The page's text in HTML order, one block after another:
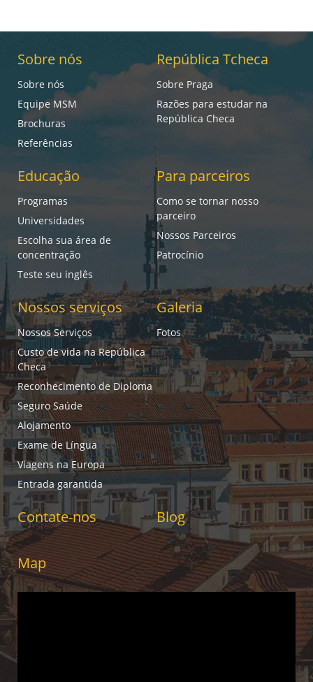
Sobre nós
Sobre nós
Equipe MSM
Brochuras
Referências
República Tcheca
Sobre Praga
Razões para estudar na
República Checa
Educação
Programas
Universidades
Escolha sua área de
concentração
Teste seu inglês
Para parceiros
Como se tornar nosso
parceiro
Nossos Parceiros
Patrocínio
Nossos serviços
Nossos Serviços
Custo de vida na República
Checa
Reconhecimento de Diploma
Seguro Saúde
Alojamento
Exame de Língua
Viagens na Europa
Entrada garantida
Galeria
Fotos
Contate-nos Blog
Map